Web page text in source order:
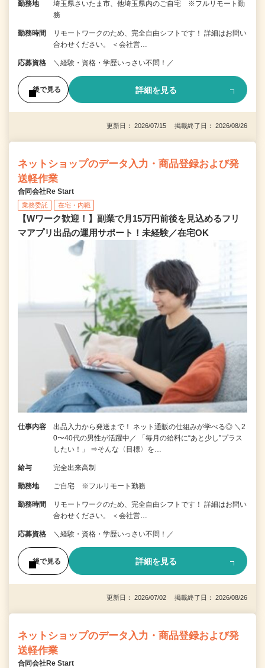
勤務地
埼玉県さいたま市、他埼玉県内のご自宅 ※フルリモート勤
務
勤務時間
リモートワークのため、完全自由シフトです！ 詳細はお問い
合わせください。 ＜会社営…
応募資格 ＼経験・資格・学歴いっさい不問！／
後で見る 詳細を見る
更新日： 2026/07/15 掲載終了日： 2026/08/26
ネットショップのデータ入力・商品登録および発
送軽作業
合同会社Re Start
業務委託 在宅・内職
【Wワーク歓迎！】副業で月15万円前後を見込めるフリ
マアプリ出品の運用サポート！未経験／在宅OK
仕事内容
出品入力から発送まで！ ネット通販の仕組みが学べる◎ ＼2
0〜40代の男性が活躍中／ 「毎月の給料に“あと少し”プラス
したい！」 ⇒そんな〈目標〉を…
給与 完全出来高制
勤務地 ご自宅 ※フルリモート勤務
勤務時間
リモートワークのため、完全自由シフトです！ 詳細はお問い
合わせください。 ＜会社営…
応募資格 ＼経験・資格・学歴いっさい不問！／
後で見る 詳細を見る
更新日： 2026/07/02 掲載終了日： 2026/08/26
ネットショップのデータ入力・商品登録および発
送軽作業
合同会社Re Start